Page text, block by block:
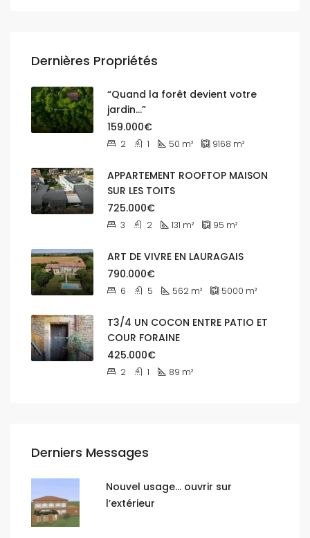
Dernières Propriétés
“Quand la forêt devient votre
jardin…”
159.000€
2 1 50 m² 9168 m²
APPARTEMENT ROOFTOP MAISON
SUR LES TOITS
725.000€
3 2 131 m² 95 m²
ART DE VIVRE EN LAURAGAIS
790.000€
6 5 562 m² 5000 m²
T3/4 UN COCON ENTRE PATIO ET
COUR FORAINE
425.000€
2 1 89 m²
Derniers Messages
Nouvel usage… ouvrir sur
l’extérieur